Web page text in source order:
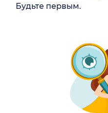
Будьте первым.